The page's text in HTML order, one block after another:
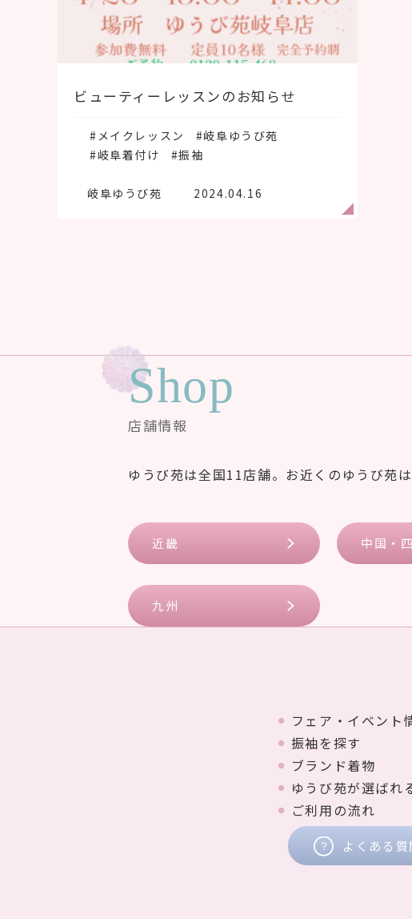
ビューティーレッスンのお知らせ
#メイクレッスン
#岐阜ゆうび苑
#岐阜着付け
#振袖
岐阜ゆうび苑 2024.04.16
Shop
店舗情報
ゆうび苑は全国11店舗。お近くのゆうび苑
近畿 中国・
九州
フェア・イベント
振袖を探す
ブランド着物
ゆうび苑が選ばれ
ご利用の流れ
よくある質